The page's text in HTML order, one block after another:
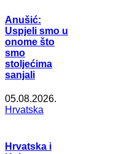
Anušić:
Uspjeli smo u
onome što
smo
stoljećima
sanjali
05.08.2026.
Hrvatska
Hrvatska i